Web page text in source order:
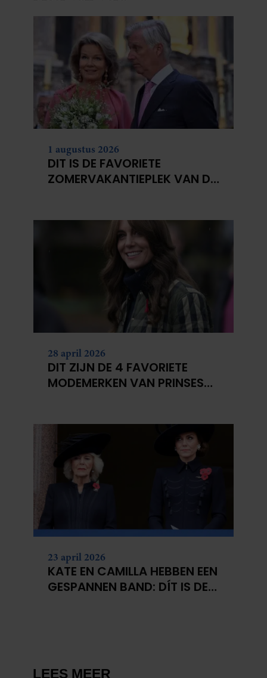
informatie die u aan ze heeft verstrekt of die ze hebben
verzameld op basis van uw gebruik van hun services. U
gaat akkoord met onze cookies als u onze website blijft
gebruiken.
1 augustus 2026
DIT IS DE FAVORIETE
ZOMERVAKANTIEPLEK VAN DE
28 april 2026
DIT ZIJN DE 4 FAVORIETE
MODEMERKEN VAN PRINSES
23 april 2026
KATE EN CAMILLA HEBBEN EEN
GESPANNEN BAND: DÍT IS DE